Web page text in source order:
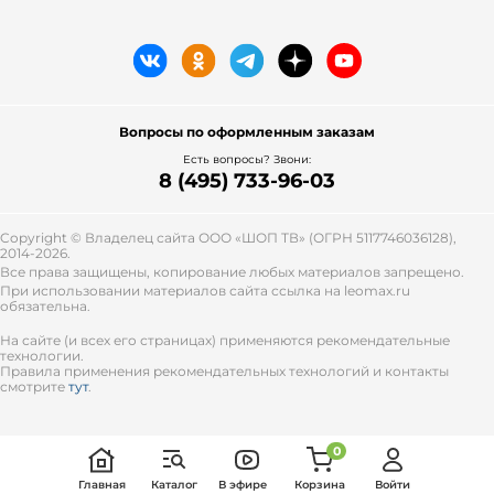
Главная Каталог В эфире Корзина
0
Войти
Вопросы по оформленным заказам
Есть вопросы? Звони:
8 (495) 733-96-03
Copyright © Владелец сайта ООО «ШОП ТВ» (ОГРН 5117746036128),
2014-2026.
Все права защищены, копирование любых материалов запрещено.
При использовании материалов сайта ссылка на leomax.ru
обязательна.
На сайте (и всех его страницах) применяются рекомендательные
технологии.
Правила применения рекомендательных технологий и контакты
смотрите тут.